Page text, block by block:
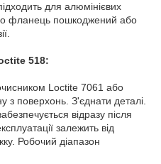
для алюмінієвих
фланець пошкоджений або
518:
Loctite 7061 або
з поверхонь. З'єднати деталі.
відразу після
залежить від
Робочий діапазон